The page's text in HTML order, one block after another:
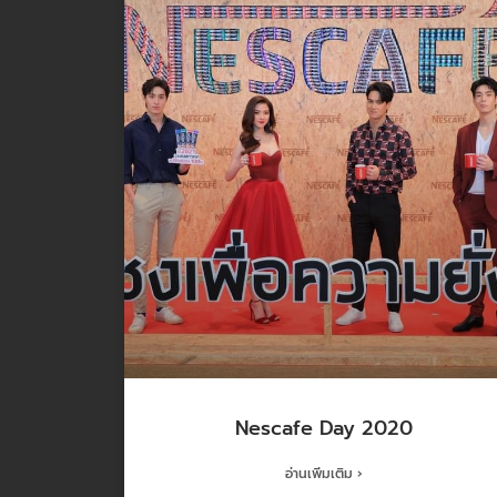
Nescafe Day 2020
อ่านเพิ่มเติม ›